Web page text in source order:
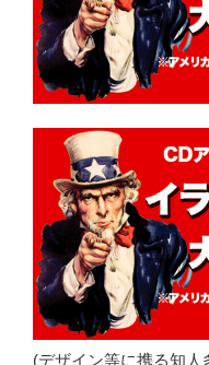
(デザイン等に携る知人